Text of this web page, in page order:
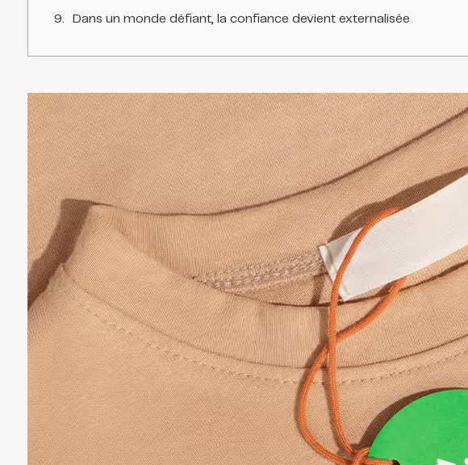
Dans un monde défiant, la confiance devient externalisée